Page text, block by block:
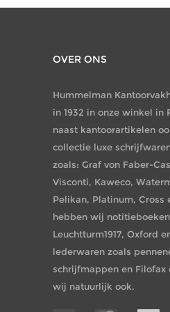
OVER ONS
Hummelman
in 1932 in onze winkel in
naast kantoorartikelen
collectie luxe
zoals: Graf von Faber-
Visconti, Kaweco,
Pelikan, Platinum, Cross
hebben wij
Leuchtturm1917, Oxford
lederwaren zoals
schrijfmappen en Filofax
wij natuurlijk ook.